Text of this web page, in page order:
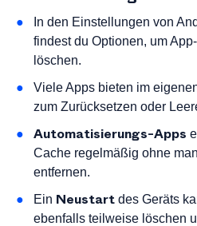
In den Einstellungen von
findest du Optionen, um
löschen.
Viele Apps bieten im
zum Zurücksetzen oder
Automatisierungs-Apps
Cache regelmäßig ohne
entfernen.
Ein Neustart des Geräts
ebenfalls teilweise löschen